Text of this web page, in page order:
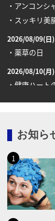
・アンコンシ
・スッキリ美
2026/08/09(日)
・薬草の日
2026/08/10(月)
・健康ハート
・育児の日
2026/08/13(木)
・一汁三菜の日
2026/08/17(月)
・減塩の日
お知ら